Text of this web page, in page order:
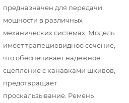
предназначен для передачи
мощности в различных
механических системах. Модель
имеет трапециевидное сечение,
что обеспечивает надежное
сцепление с канавками шкивов,
предотвращает
проскальзывание. Ремень